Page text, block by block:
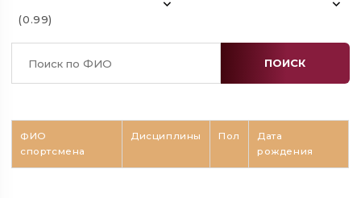
(0.99)
ПОИСК
ФИО
спортсмена
Дисциплины Пол
Дата
рождения